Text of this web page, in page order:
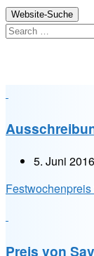
Website-Suche
5. Juni 2016
Preis von